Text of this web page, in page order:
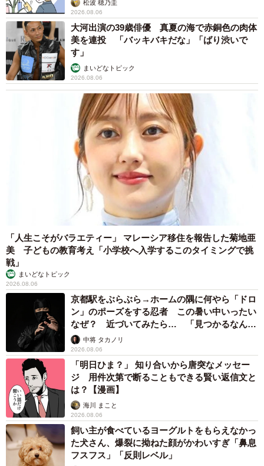
松波 穂乃圭
2026.08.06
大河出演の39歳俳優 真夏の海で赤銅色の肉体
美を連投 「バッキバキだな」「ばり渋いで
す」
まいどなトピック
2026.08.06
「人生こそがバラエティー」 マレーシア移住を報告した菊地亜
美 子どもの教育考え「小学校へ入学するこのタイミングで挑
戦」
まいどなトピック
2026.08.06
京都駅をぶらぶら→ホームの隅に何やら「ドロ
ン」のポーズをする忍者 この暑い中いったい
なぜ？ 近づいてみたら… 「見つかるなんて
未熟」中将 タカノリ
2026.08.06
「明日ひま？」 知り合いから唐突なメッセー
ジ 用件次第で断ることもできる賢い返信文と
は？【漫画】
海川 まこと
2026.08.06
飼い主が食べているヨーグルトをもらえなかっ
た犬さん、爆裂に拗ねた顔がかわいすぎ「鼻息
フスフス」「反則レベル」